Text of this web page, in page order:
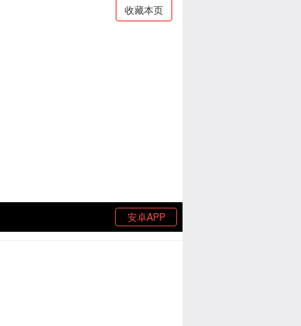
收藏本页
安卓APP